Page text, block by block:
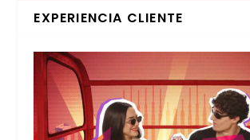
EXPERIENCIA CLIENTE